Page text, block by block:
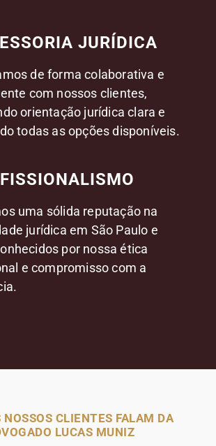
JURÍDICA
de forma colaborativa e
com nossos clientes,
orientação jurídica clara e
todas as opções disponíveis.
uma sólida reputação na
jurídica em São Paulo e
por nossa ética
e compromisso com a
NOSSOS CLIENTES FALAM DA
LUCAS MUNIZ